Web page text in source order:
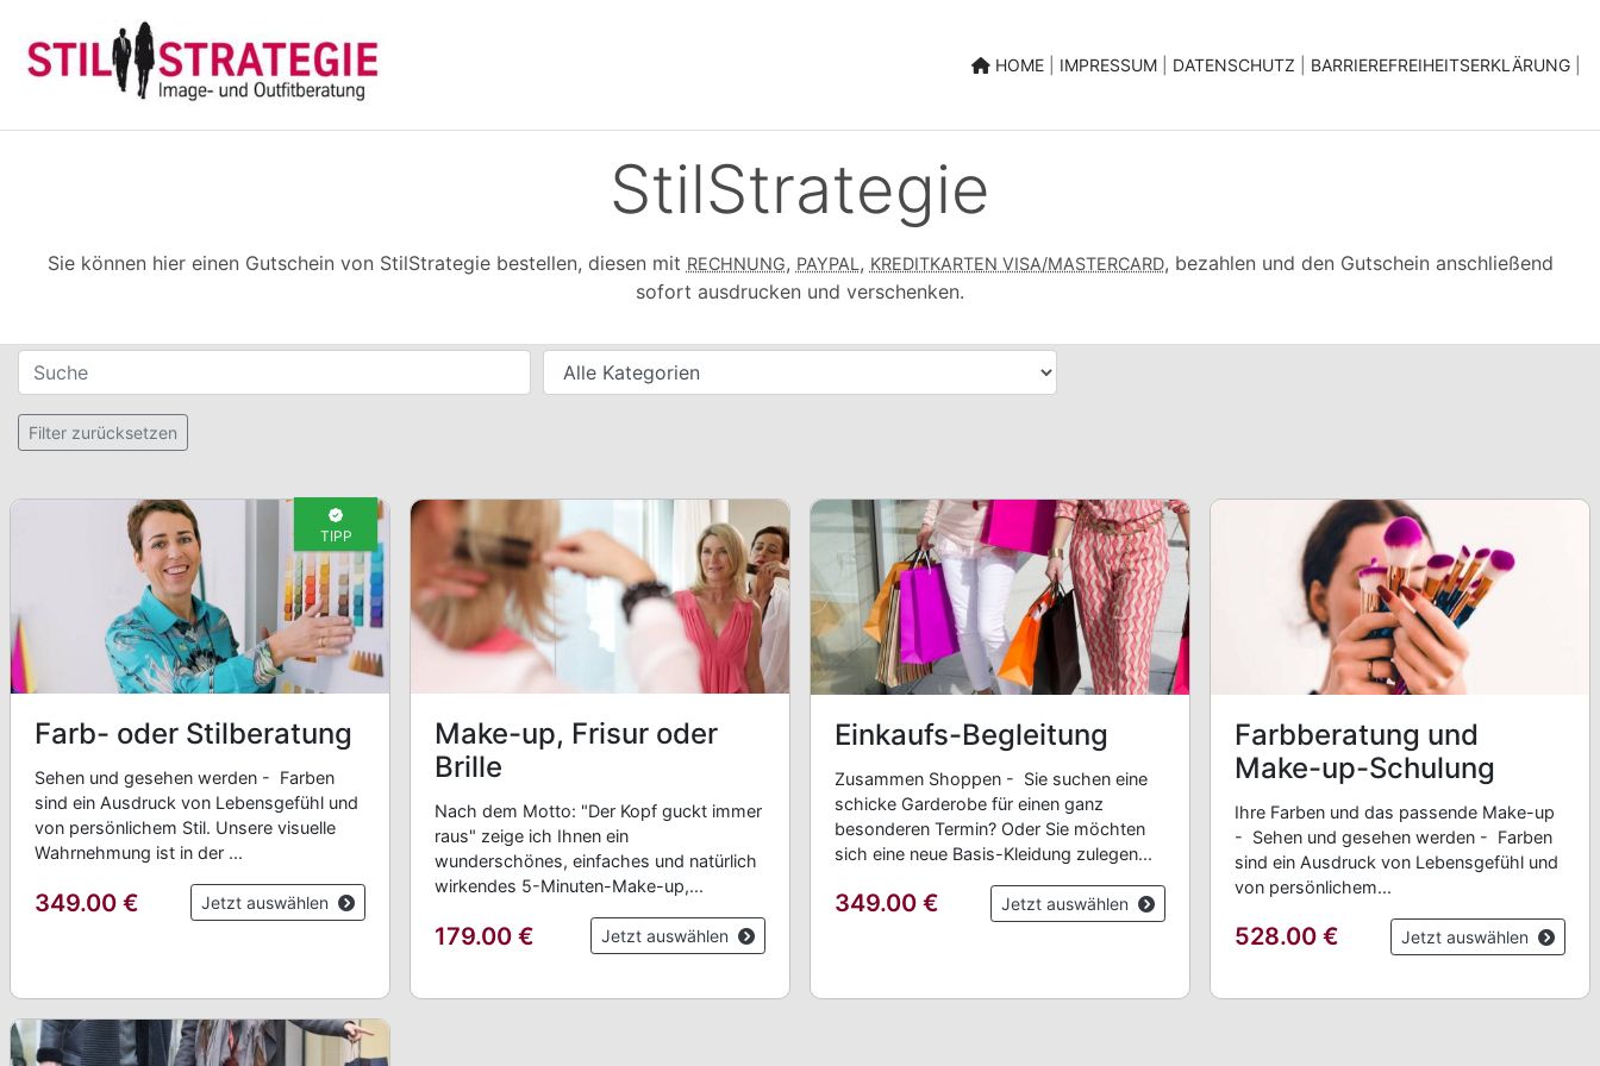
HOME IMPRESSUM DATENSCHUTZ BARRIEREFREIHEITSERKLÄRUNG
StilStrategie
Sie können hier einen Gutschein von StilStrategie bestellen, diesen mit RECHNUNG, PAYPAL , KREDITKARTEN VISA/MASTERCARD, bezahlen und den Gutschein anschließend
sofort ausdrucken und verschenken.
Filter für Gutscheine
Suche Kategorien
Filter zurücksetzen
Setzt alle Filter zurück
TIPP
Farb- oder Stilberatung
Sehen und gesehen werden - Farben
sind ein Ausdruck von Lebensgefühl und
von persönlichem Stil. Unsere visuelle
Wahrnehmung ist in der ...
349.00 € Jetzt auswählen
Make-up, Frisur oder
Brille
Nach dem Motto: "Der Kopf guckt immer
raus" zeige ich Ihnen ein
wunderschönes, einfaches und natürlich
wirkendes 5-Minuten-Make-up,...
179.00 € Jetzt auswählen
Einkaufs-Begleitung
Zusammen Shoppen - Sie suchen eine
schicke Garderobe für einen ganz
besonderen Termin? Oder Sie möchten
sich eine neue Basis-Kleidung zulegen...
349.00 € Jetzt auswählen
Farbberatung und
Make-up-Schulung
Ihre Farben und das passende Make-up
- Sehen und gesehen werden - Farben
sind ein Ausdruck von Lebensgefühl und
von persönlichem...
528.00 € Jetzt auswählen